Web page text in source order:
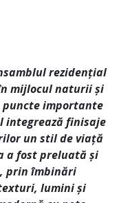
rezidențial
mijlocul naturii și
importante
integrează finisaje
un stil de viață
a fost preluată și
prin îmbinări
lumini și